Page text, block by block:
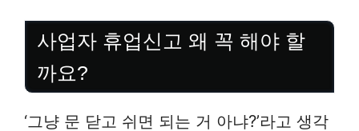
사업자 휴업신고 왜 꼭 해야 할
까요?
‘그냥 문 닫고 쉬면 되는 거 아냐?’라고 생각